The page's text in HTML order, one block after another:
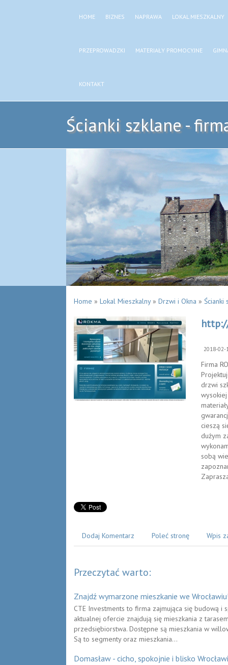
HOME BIZNES NAPRAWA LOKAL MIESZKALNY
PRZEPROWADZKI MATERIAŁY PROMOCYJNE
KONTAKT
Ścianki szklane -
Home » Lokal Mieszkalny» Drzwi i Okna » Ścianki
2018-02-
Firma
drzwi
cieszą
dużym
sobą
Dodaj Komentarz Poleć stronę Wpis
Przeczytać warto:
Znajdź wymarzone mieszkanie we
CTE Investments to firma zajmująca się budową i
aktualnej ofercie znajdują się mieszkania z
przedsiębiorstwa. Dostępne są mieszkania w
Są to segmenty oraz mieszkania...
Domasław - cicho, spokojnie i blisko